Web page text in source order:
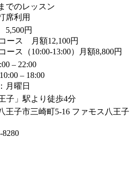
でのレッスン
席利用
円
ース 月額12,100円
ース（10:00-13:00）月額8,800円
– 22:00
– 18:00
月曜日
子」駅より徒歩4分
王子市三崎町5-16 ファモス八王子
8280